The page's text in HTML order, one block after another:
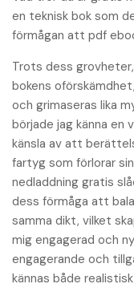
en teknisk bok som
förmågan att pdf
Trots dess
bokens
och grimaseras lika
började jag känna en
känsla av att
fartyg som förlorar
nedladdning gratis
dess förmåga att
samma dikt, vilket
mig engagerad och
engagerande och
kännas både